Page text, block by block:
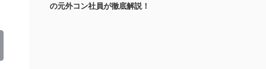
の元外コン社員が徹底解説！